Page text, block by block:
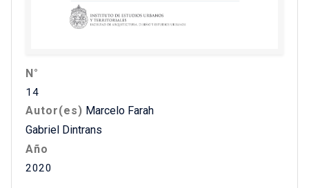
N°
14
Autor(es) Marcelo Farah
Gabriel Dintrans
Año
2020